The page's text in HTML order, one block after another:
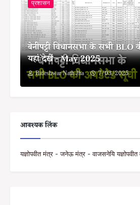
प्रशासन
बेनीपट्टी विधानसभा के सभी
यहां देखें - May 2025
Bideshwar Nath Jha 7/03/2025
आवश्यक लिंक
यज्ञोपवीत मंत्र - जनेऊ मंत्र - वाजसनेयि